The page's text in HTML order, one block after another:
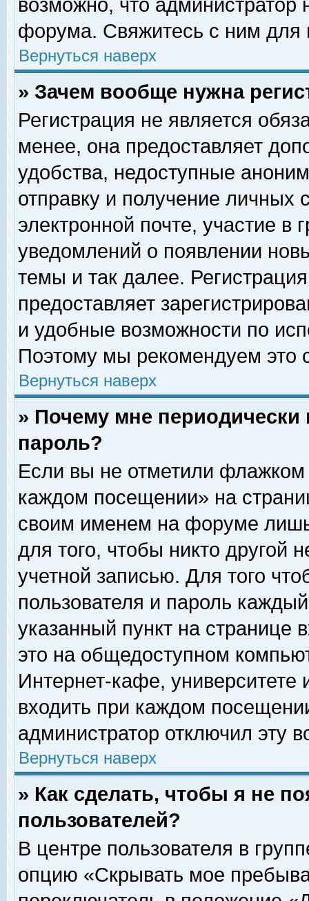
возможно, что
форума. Свяжитесь с ним для
Вернуться наверх
» Зачем вообще нужна
Регистрация не является
менее, она предоставляет
удобства, недоступные
отправку и получение личных
электронной почте, участие в
уведомлений о появлении
темы и так далее.
предоставляет
и удобные возможности по
Поэтому мы рекомендуем это
Вернуться наверх
» Почему мне
пароль?
Если вы не отметили флажком
каждом посещении» на
своим именем на форуме
для того, чтобы никто другой
учетной записью. Для того
пользователя и пароль
указанный пункт на
это на общедоступном
Интернет-кафе, университете
входить при каждом
администратор отключил эту
Вернуться наверх
» Как сделать, чтобы я не
пользователей?
В центре пользователя в
опцию «Скрывать мое